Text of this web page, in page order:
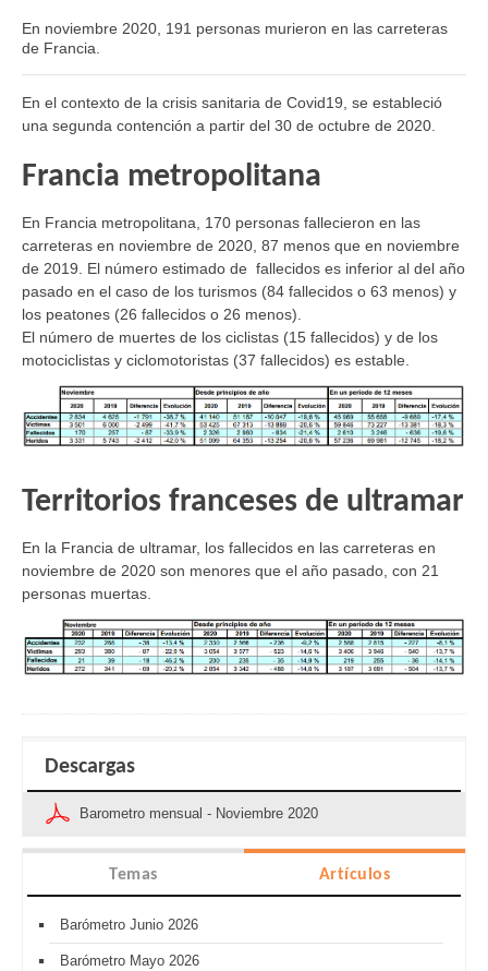
En noviembre 2020, 191 personas murieron en las carreteras
de Francia.
En el contexto de la crisis sanitaria de Covid19, se estableció
una segunda contención a partir del 30 de octubre de 2020.
Francia metropolitana
En Francia metropolitana, 170 personas fallecieron en las
carreteras en noviembre de 2020, 87 menos que en noviembre
de 2019. El número estimado de fallecidos es inferior al del año
pasado en el caso de los turismos (84 fallecidos o 63 menos) y
los peatones (26 fallecidos o 26 menos).
El número de muertes de los ciclistas (15 fallecidos) y de los
motociclistas y ciclomotoristas (37 fallecidos) es estable.
Territorios franceses de ultramar
En la Francia de ultramar, los fallecidos en las carreteras en
noviembre de 2020 son menores que el año pasado, con 21
personas muertas.
Descargas
Barometro mensual - Noviembre 2020
Temas Artículos
Barómetro Junio 2026
Barómetro Mayo 2026